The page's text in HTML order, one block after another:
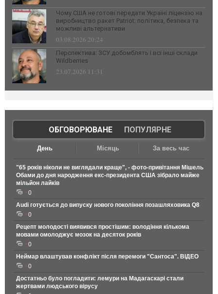
Чому США не готові передати Україні ліцензію на
виробництво ракет Patriot: політика, безпека та
можливі альтернативи
03.08.2026 20:24
Перспектива: ЗСУ добомблять і всі інші склади
Wildberries
23.07.2026 11:31
ОБГОВОРЮВАНЕ| ПОПУЛЯРНЕ
День Місяць За весь час
"65 років ніколи не виглядали краще", - фото-привітання Мішель
Обами до дня народження екс-президента США зібрало майже
мільйон лайків
0
Audi готується до випуску нового покоління позашляховика Q8
0
Рецепт молодості виявився простішим: володіння кількома
мовами омолоджує мозок на десяток років
0
Неймар влаштував конфлікт після перемоги "Сантоса". ВІДЕО
0
Достатньо було погладити: лемури на Мадагаскарі стали
жертвами людського вірусу